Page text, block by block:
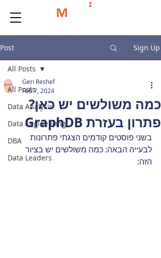
Post Sign Up
All Posts
Data Analysis
Data Engineering
DBA
Data Leaders
All Posts
כמה משולשים יש כאן?
פתרון בעזרת GraphDB
Geri Reshef
Feb 7, 2024
בשני פוסטים קודמים הצגתי פתרונות
לבעייה הבאה: כמה משולשים יש בציור
הזה: